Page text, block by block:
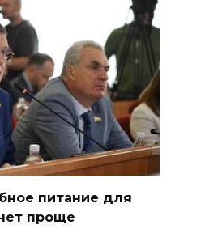
питание для
проще